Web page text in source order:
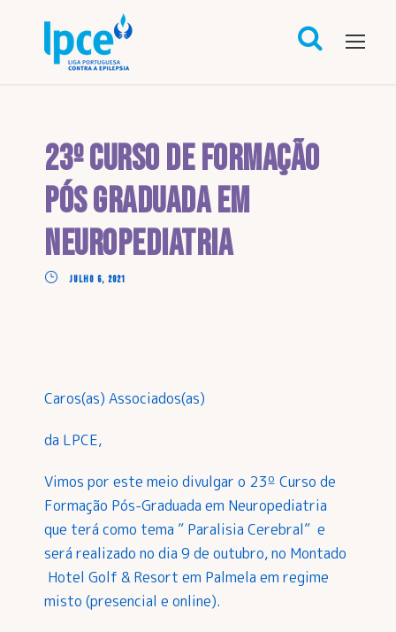
23º Curso de Formação
Pós Graduada em
Neuropediatria
JULHO 6, 2021
Caros(as) Associados(as)
da LPCE,
Vimos por este meio divulgar o 23º Curso de
Formação Pós-Graduada em Neuropediatria
que terá como tema ” Paralisia Cerebral” e
será realizado no dia 9 de outubro, no Montado
Hotel Golf & Resort em Palmela em regime
misto (presencial e online).